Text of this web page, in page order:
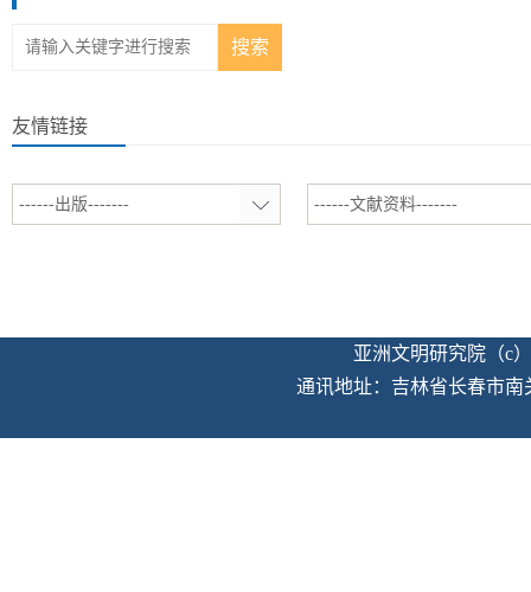
友情链接
------出版------- ------文献资料-------
亚洲文明研究院（c
通讯地址：吉林省长春市南